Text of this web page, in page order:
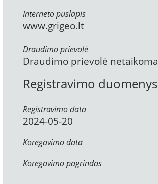
Interneto puslapis
www.grigeo.lt
Draudimo prievolė
Draudimo prievolė netaikoma
Registravimo duomenys
Registravimo data
2024-05-20
Koregavimo data
Koregavimo pagrindas